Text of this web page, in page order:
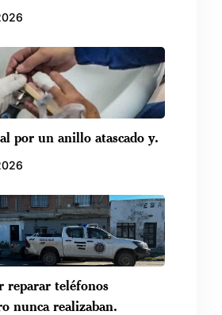
por un anillo atascado y.
reparar teléfonos
nunca realizaban.